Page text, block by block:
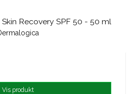
Recovery SPF 50 - 50 ml
Vis produkt